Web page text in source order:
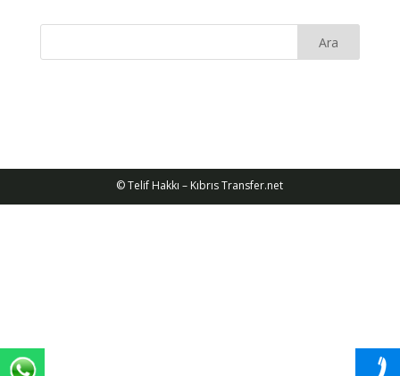
© Telif Hakkı – Kıbrıs Transfer.net